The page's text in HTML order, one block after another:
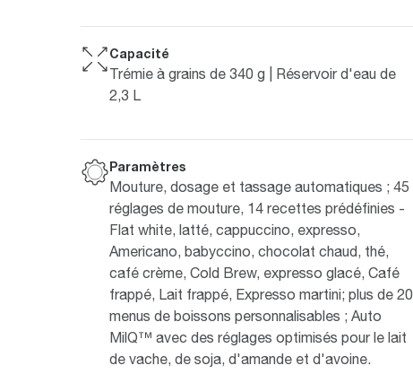
Capacité
Trémie à grains de 340 g | Réservoir d'eau de
2,3 L
Paramètres
Mouture, dosage et tassage automatiques ; 45
réglages de mouture, 14 recettes prédéfinies -
Flat white, latté, cappuccino, expresso,
Americano, babyccino, chocolat chaud, thé,
café crème, Cold Brew, expresso glacé, Café
frappé, Lait frappé, Expresso martini; plus de 20
menus de boissons personnalisables ; Auto
MilQ™ avec des réglages optimisés pour le lait
de vache, de soja, d'amande et d'avoine.